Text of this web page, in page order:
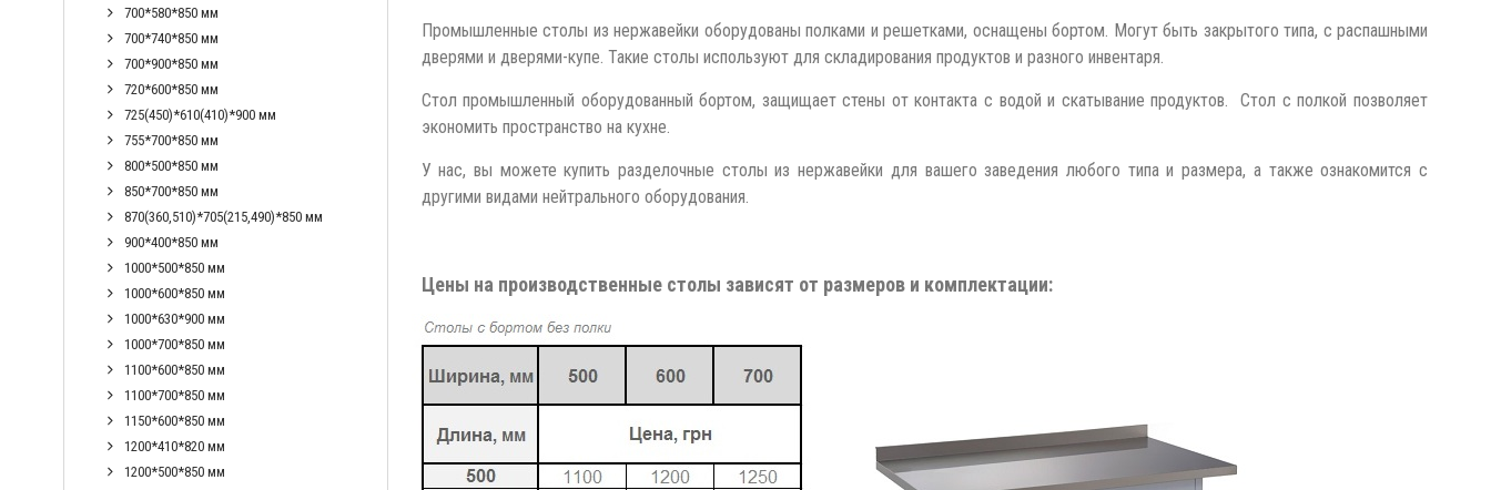
Промышленные столы из нержавейки оборудованы полками и решетками, оснащены бортом. Могут быть закрытого типа, с распашными
дверями и дверями-купе. Такие столы используют для складирования продуктов и разного инвентаря.
Стол промышленный оборудованный бортом, защищает стены от контакта с водой и скатывание продуктов. Стол с полкой позволяет
экономить пространство на кухне.
У нас, вы можете купить разделочные столы из нержавейки для вашего заведения любого типа и размера, а также ознакомится с
другими видами нейтрального оборудования.
Цены на производственные столы зависят от размеров и комплектации:
700*580*850 мм
700*740*850 мм
700*900*850 мм
720*600*850 мм
725(450)*610(410)*900 мм
755*700*850 мм
800*500*850 мм
850*700*850 мм
870(360,510)*705(215,490)*850 мм
900*400*850 мм
1000*500*850 мм
1000*600*850 мм
1000*630*900 мм
1000*700*850 мм
1100*600*850 мм
1100*700*850 мм
1150*600*850 мм
1200*410*820 мм
1200*500*850 мм